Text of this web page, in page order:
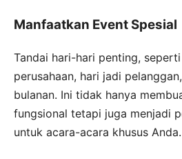
Manfaatkan Event Spesial
Tandai hari-hari penting,
perusahaan, hari jadi
bulanan. Ini tidak hanya
fungsional tetapi juga menjadi
untuk acara-acara khusus Anda.